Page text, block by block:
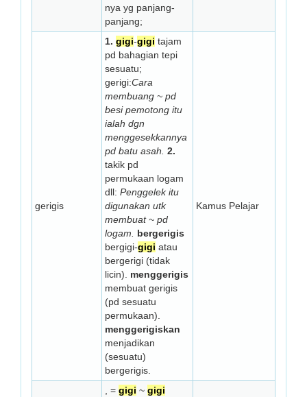
nya yg panjang-
panjang;
gerigis
1. gigi-gigi tajam
pd bahagian tepi
sesuatu;
gerigi:Cara
membuang ~ pd
besi pemotong itu
ialah dgn
menggesekkannya
pd batu asah. 2.
takik pd
permukaan logam
dll: Penggelek itu
digunakan utk
membuat ~ pd
logam.
bergerigis
bergigi-gigi atau
bergerigi (tidak
licin). menggerigis
membuat gerigis
(pd sesuatu
permukaan).
menggerigiskan
menjadikan
(sesuatu)
bergerigis.
Kamus Pelajar
, = gigi ~ gigi